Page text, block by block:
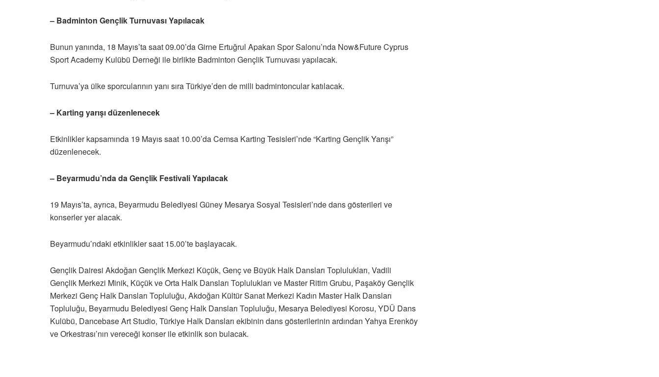
– Badminton Gençlik Turnuvası Yapılacak
Bunun yanında, 18 Mayıs’ta saat 09.00’da Girne Ertuğrul Apakan Spor Salonu’nda Now&Future Cyprus
Sport Academy Kulübü Derneği ile birlikte Badminton Gençlik Turnuvası yapılacak.
Turnuva’ya ülke sporcularının yanı sıra Türkiye’den de milli badmintoncular katılacak.
– Karting yarışı düzenlenecek
Etkinlikler kapsamında 19 Mayıs saat 10.00’da Cemsa Karting Tesisleri’nde “Karting Gençlik Yarışı”
düzenlenecek.
– Beyarmudu’nda da Gençlik Festivali Yapılacak
19 Mayıs’ta, ayrıca, Beyarmudu Belediyesi Güney Mesarya Sosyal Tesisleri’nde dans gösterileri ve
konserler yer alacak.
Beyarmudu’ndaki etkinlikler saat 15.00’te başlayacak.
Gençlik Dairesi Akdoğan Gençlik Merkezi Küçük, Genç ve Büyük Halk Dansları Toplulukları, Vadili
Gençlik Merkezi Minik, Küçük ve Orta Halk Dansları Toplulukları ve Master Ritim Grubu, Paşaköy Gençlik
Merkezi Genç Halk Dansları Topluluğu, Akdoğan Kültür Sanat Merkezi Kadın Master Halk Dansları
Topluluğu, Beyarmudu Belediyesi Genç Halk Dansları Topluluğu, Mesarya Belediyesi Korosu, YDÜ Dans
Kulübü, Dancebase Art Studio, Türkiye Halk Dansları ekibinin dans gösterilerinin ardından Yahya Erenköy
ve Orkestrası’nın vereceği konser ile etkinlik son bulacak.